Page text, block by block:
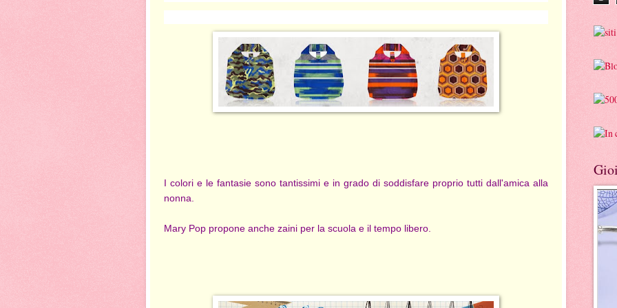
I colori e le fantasie sono tantissimi e in grado di soddisfare proprio tutti dall'amica alla
nonna.
Mary Pop propone anche zaini per la scuola e il tempo libero.